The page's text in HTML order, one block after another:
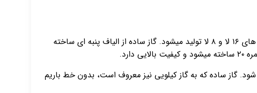
گاز طبی غیر استریل سروش ۴۰۰ گرمی از سری محصولات شرکت آریا سروش سپاهان میباشد‌ . این محصول در انواع گاز های ۱۶ لا و ۸ لا تولید میشود. گاز ساده از الیاف پنبه ای ساخته
گاز ساده که به گاز کیلویی نیز معروف است، بدون خط باریم